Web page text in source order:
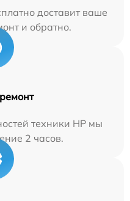
доставит ваше
и обратно.
техники HP мы
2 часов.